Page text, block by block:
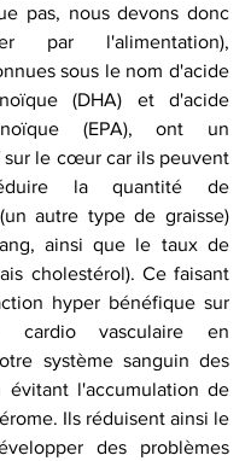
pas, nous devons donc
par l'alimentation),
sous le nom d'acide
(DHA) et d'acide
(EPA), ont un
sur le cœur car ils peuvent
la quantité de
autre type de graisse)
ainsi que le taux de
cholestérol). Ce faisant
hyper bénéfique sur
cardio vasculaire en
système sanguin des
évitant l'accumulation de
Ils réduisent ainsi le
des problèmes